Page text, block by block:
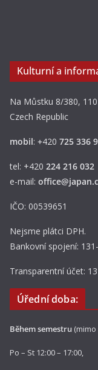
Kulturní a
Na Můstku 8/380,
Czech Republic
mobil: +420 725 336
tel: +420 224 216 032
e-mail:
IČO: 00539651
Nejsme plátci DPH.
Bankovní spojení:
Transparentní účet:
Úřední doba:
Během semestru
Po – St 12:00 – 17:00,